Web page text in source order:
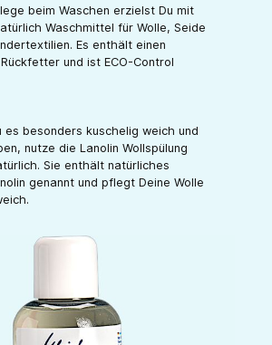
beim Waschen erzielst Du mit
Waschmittel für Wolle, Seide
Es enthält einen
und ist ECO-Control
es besonders kuschelig weich und
nutze die Lanolin Wollspülung
Sie enthält natürliches
genannt und pflegt Deine Wolle